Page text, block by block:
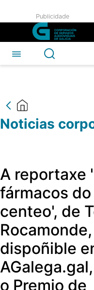
Skip to Main Content
Noticias
Publicidade
Noticias
A reportaxe
fármacos do
centeo', de
Rocamonde,
dispoñible
o Premio de